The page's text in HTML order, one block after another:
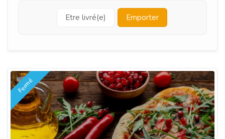
Etre livré(e) Emporter
Fermé